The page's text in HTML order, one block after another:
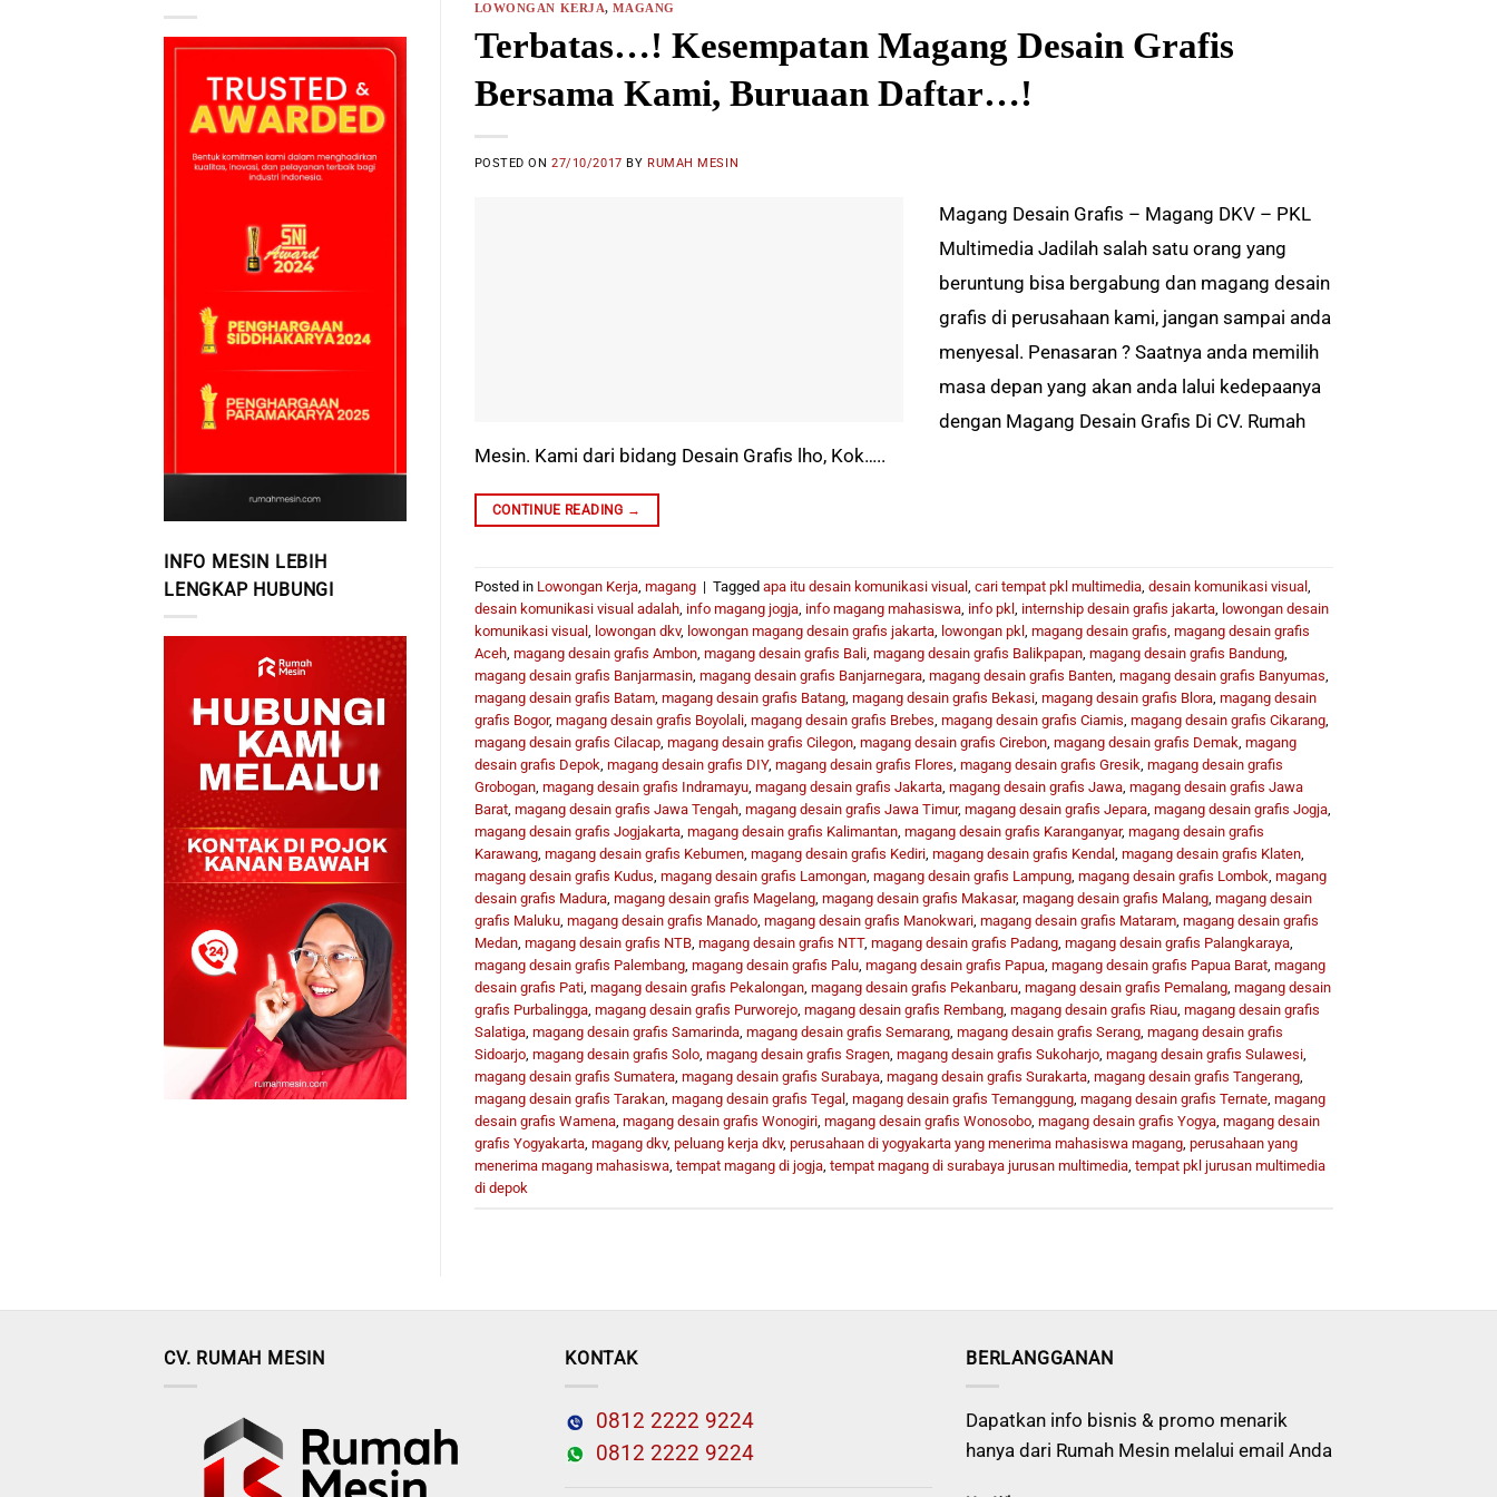
INFO MESIN LEBIH
LENGKAP HUBUNGI
LOWONGAN KERJA,MAGANG
Terbatas…! Kesempatan Magang Desain Grafis
Bersama Kami, Buruaan Daftar…!
POSTED ON27/10/2017 BY RUMAH MESIN
Magang Desain Grafis – Magang DKV – PKL
Multimedia Jadilah salah satu orang yang
beruntung bisa bergabung dan magang desain
grafis di perusahaan kami, jangan sampai anda
menyesal. Penasaran ? Saatnya anda memilih
masa depan yang akan anda lalui kedepaanya
dengan Magang Desain Grafis Di CV. Rumah
Mesin. Kami dari bidang Desain Grafis lho, Kok…..
CONTINUE READING →
Posted in Lowongan Kerja, magang | Tagged apa itu desain komunikasi visual, cari tempat pkl multimedia, desain komunikasi visual,
desain komunikasi visual adalah, info magang jogja, info magang mahasiswa, info pkl, internship desain grafis jakarta, lowongan desain
komunikasi visual, lowongan dkv, lowongan magang desain grafis jakarta, lowongan pkl, magang desain grafis magang desain grafis
Aceh, magang desain grafis Ambon, magang desain grafis Bali, magang desain grafis Balikpapan, magang desain grafis Bandung,
magang desain grafis Banjarmasin, magang desain grafis Banjarnegara, magang desain grafis Banten, magang desain grafis Banyumas
magang desain grafis Batam, magang desain grafis Batang, magang desain grafis Bekasi, magang desain grafis Blora, magang desain
grafis Bogor, magang desain grafis Boyolali, magang desain grafis Brebes magang desain grafis Ciamis magang desain grafis Cikarang,
magang desain grafis Cilacap, magang desain grafis Cilegon, magang desain grafis Cirebon, magang desain grafis Demak magang
desain grafis Depok magang desain grafis DIY, magang desain grafis Flores magang desain grafis Gresik magang desain grafis
Grobogan, magang desain grafis Indramayu, magang desain grafis Jakarta, magang desain grafis Jawa, magang desain grafis Jawa
Barat, magang desain grafis Jawa Tengah, magang desain grafis Jawa Timur, magang desain grafis Jepara, magang desain grafis Jogja,
magang desain grafis Jogjakarta, magang desain grafis Kalimantan, magang desain grafis Karanganyar, magang desain grafis
Karawang, magang desain grafis Kebumen, magang desain grafis Kediri, magang desain grafis Kendal, magang desain grafis Klaten,
magang desain grafis Kudus magang desain grafis Lamongan, magang desain grafis Lampung, magang desain grafis Lombok magang
desain grafis Madura, magang desain grafis Magelang, magang desain grafis Makasar, magang desain grafis Malang, magang desain
grafis Maluku, magang desain grafis Manado, magang desain grafis Manokwari, magang desain grafis Mataram, magang desain grafis
Medan, magang desain grafis NTB, magang desain grafis NTT, magang desain grafis Padang, magang desain grafis Palangkaraya,
magang desain grafis Palembang, magang desain grafis Palu, magang desain grafis Papua, magang desain grafis Papua Barat, magang
desain grafis Pati, magang desain grafis Pekalongan, magang desain grafis Pekanbaru, magang desain grafis Pemalang, magang desain
grafis Purbalingga, magang desain grafis Purworejo, magang desain grafis Rembang, magang desain grafis Riau, magang desain grafis
Salatiga, magang desain grafis Samarinda, magang desain grafis Semarang, magang desain grafis Serang, magang desain grafis
Sidoarjo, magang desain grafis Solo, magang desain grafis Sragen, magang desain grafis Sukoharjo, magang desain grafis Sulawesi,
magang desain grafis Sumatera, magang desain grafis Surabaya, magang desain grafis Surakarta, magang desain grafis Tangerang,
magang desain grafis Tarakan, magang desain grafis Tegal, magang desain grafis Temanggung, magang desain grafis Ternate, magang
desain grafis Wamena, magang desain grafis Wonogiri, magang desain grafis Wonosobo, magang desain grafis Yogya, magang desain
grafis Yogyakarta, magang dkv, peluang kerja dkv, perusahaan di yogyakarta yang menerima mahasiswa magang, perusahaan yang
menerima magang mahasiswa, tempat magang di jogja, tempat magang di surabaya jurusan multimedia, tempat pkl jurusan multimedia
di depok
CV. RUMAH MESIN KONTAK
0812 2222 9224
0812 2222 9224
BERLANGGANAN
Dapatkan info bisnis & promo menarik
hanya dari Rumah Mesin melalui email Anda